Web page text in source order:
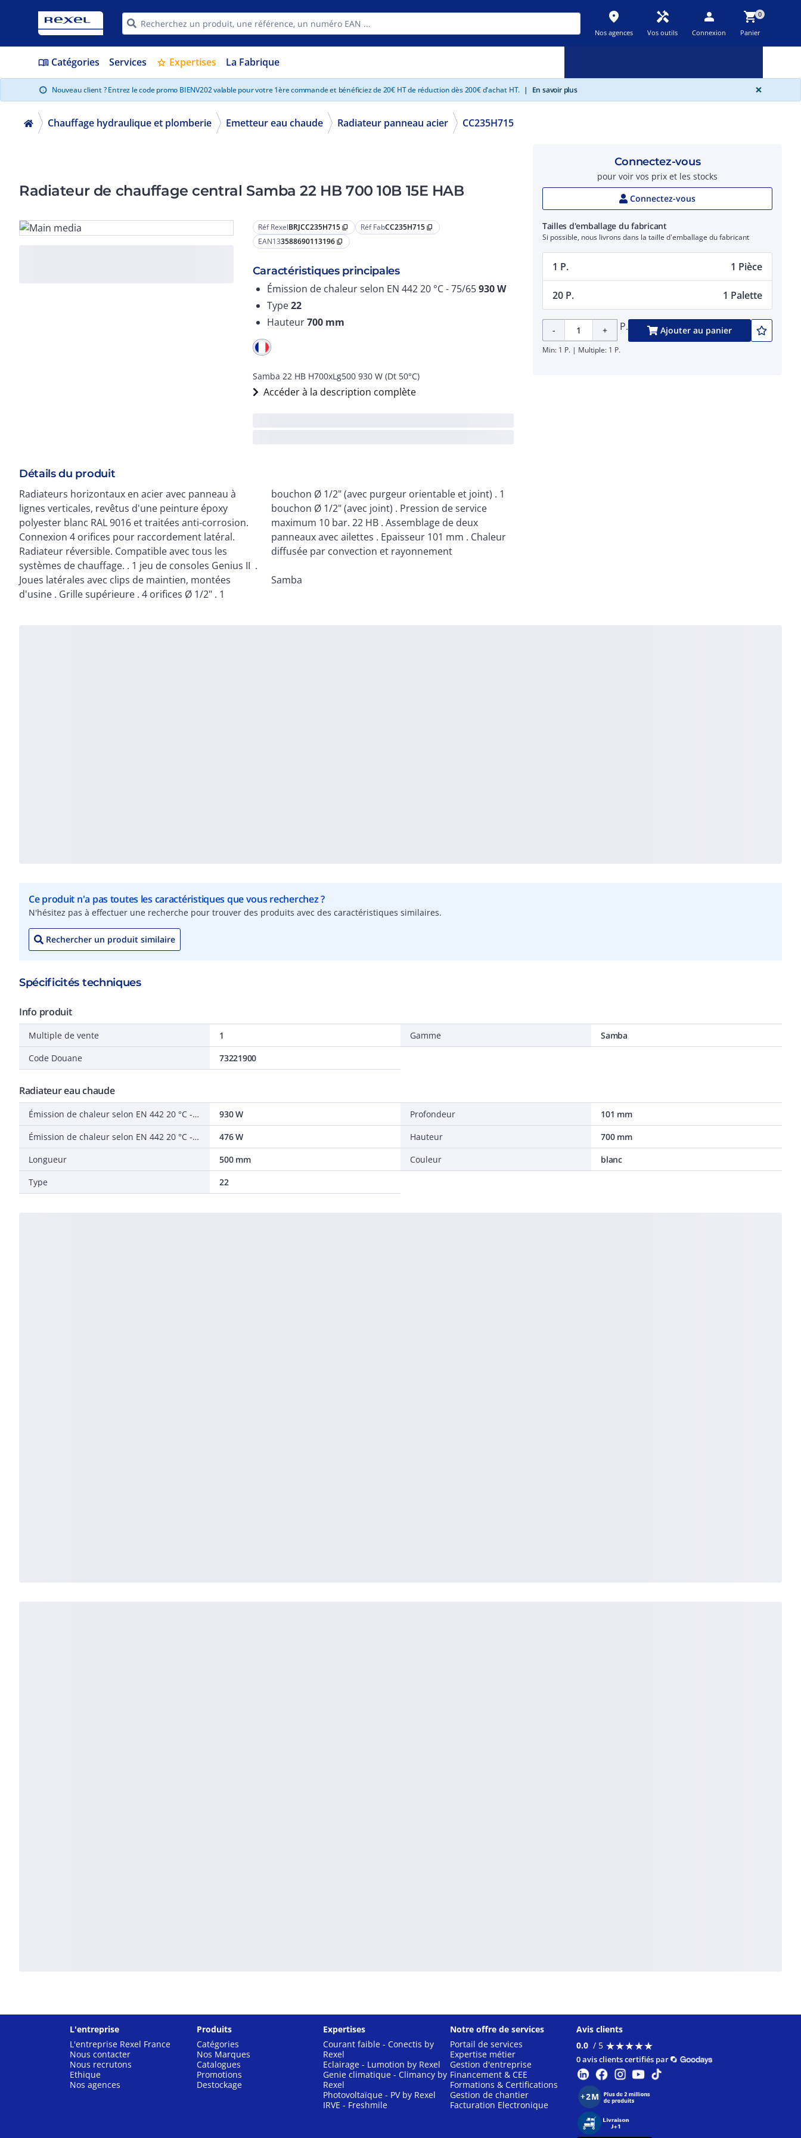
place
Nos agences
handyman
Vos outils
person
Connexion
shopping_cart0
Panier
menu_book Catégories Services star Expertises La Fabrique
info Nouveau client ? Entrez le code promo BIENV202 valable pour votre 1ère commande et bénéficiez de 20€ HT de réduction dès 200€ d'achat HT. | En savoir plus ×
Chauffage hydraulique et plomberie Emetteur eau chaude Radiateur panneau acier CC235H715
Radiateur de chauffage central Samba 22 HB 700 10B 15E HAB
Réf RexelBRJCC235H715 content_copy Réf FabCC235H715 content_copy
EAN133588690113196 content_copy
Caractéristiques principales
Émission de chaleur selon EN 442 20 °C - 75/65930W
Type22
Hauteur700 mm
Samba 22 HB H700xLg500 930 W (Dt 50°C)
Accéder à la description complète
Détails du produit
Radiateurs horizontaux en acier avec panneau à
lignes verticales, revêtus d'une peinture époxy
polyester blanc RAL 9016 et traitées anti-corrosion.
Connexion 4 orifices pour raccordement latéral.
Radiateur réversible. Compatible avec tous les
systèmes de chauffage. . 1 jeu de consoles Genius II .
Joues latérales avec clips de maintien, montées
d'usine . Grille supérieure . 4 orifices Ø 1/2" . 1
bouchon Ø 1/2" (avec purgeur orientable et joint) . 1
bouchon Ø 1/2" (avec joint) . Pression de service
maximum 10 bar. 22 HB . Assemblage de deux
panneaux avec ailettes . Epaisseur 101 mm . Chaleur
diffusée par convection et rayonnement
Samba
Connectez-vous
pour voir vos prix et les stocks
Connectez-vous
Tailles d'emballage du fabricant
Si possible, nous livrons dans la taille d'emballage du fabricant
1 P. 1 Pièce
20 P. 1 Palette
- + P. Ajouter au panier
Min: 1 P. | Multiple: 1 P.
Ce produit n'a pas toutes les caractéristiques que vous recherchez ?
N'hésitez pas à effectuer une recherche pour trouver des produits avec des caractéristiques similaires.
Rechercher un produit similaire
Spécificités techniques
Info produit
Multiple de vente
1
Code Douane
73221900
Gamme Samba
Radiateur eau chaude
Émission de chaleur selon EN 442 20 °C - 75/65
930 W
Émission de chaleur selon EN 442 20 °C - 55/45
476 W
Longueur
500 mm
Type
22
Profondeur
101 mm
Hauteur
700 mm
Couleur
blanc
L'entreprise
L'entreprise Rexel France
Nous contacter
Nous recrutons
Ethique
Nos agences
Produits
Catégories
Nos Marques
Catalogues
Promotions
Destockage
Expertises
Courant faible - Conectis by
Rexel
Eclairage - Lumotion by Rexel
Genie climatique - Climancy by
Rexel
Photovoltaïque - PV by Rexel
IRVE - Freshmile
Notre offre de services
Portail de services
Expertise métier
Gestion d'entreprise
Financement & CEE
Formations & Certifications
Gestion de chantier
Facturation Electronique
Avis clients
0.0 / 5 ★★★★★
★★★★★
0 avis clients certifiés par